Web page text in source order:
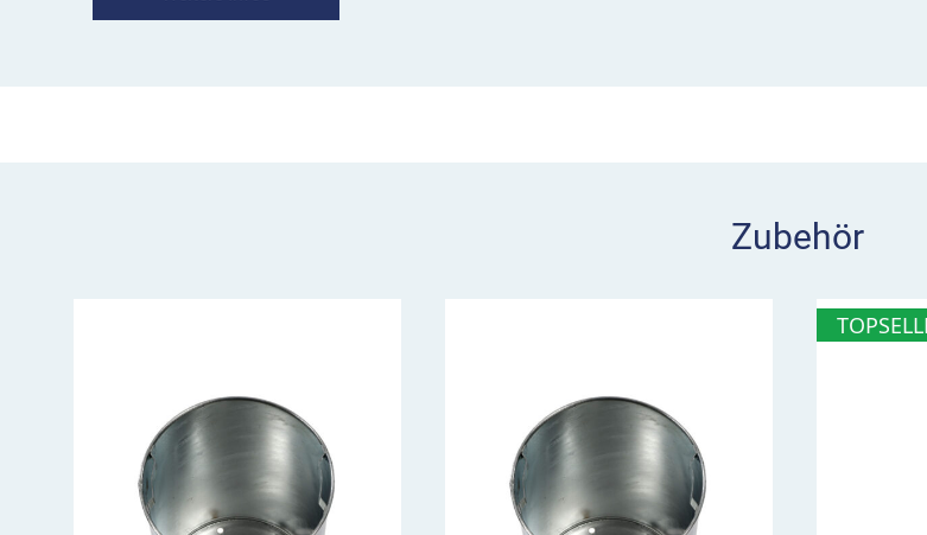
Technisch bedingt erscheinen Farbausführungen auf Ihrem Endgerät
möglicherweise abweichend zu dem tatsächlich geliefertem Produkt.
Zubehör